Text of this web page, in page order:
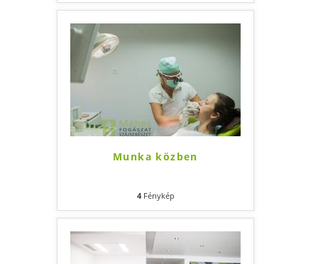
Munka közben
4Fénykép